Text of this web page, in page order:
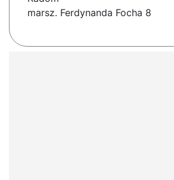
marsz. Ferdynanda Focha 8